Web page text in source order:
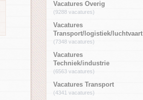
Vacatures Overig
(9288 vacatures)
Vacatures
Transport/logistiek/luchtvaart
(7348 vacatures)
Vacatures
Techniek/industrie
(6563 vacatures)
Vacatures Transport
(4341 vacatures)